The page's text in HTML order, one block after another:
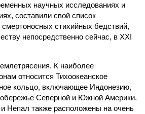
научных исследованиях и
составили свой список
стихийных бедствий,
непосредственно сейчас, в XXI
К наиболее
относится Тихоокеанское
кольцо, включающее Индонезию,
Северной и Южной Америки.
Непал также расположены на очень